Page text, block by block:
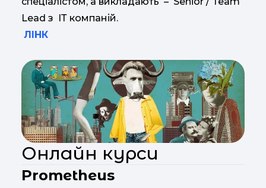
Lead з ІТ компаній.
ЛІНК
Онлайн курси
Prometheus